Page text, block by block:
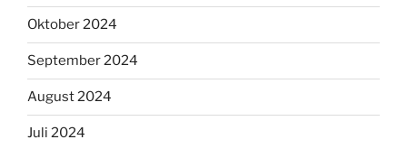
Oktober 2024
September 2024
August 2024
Juli 2024